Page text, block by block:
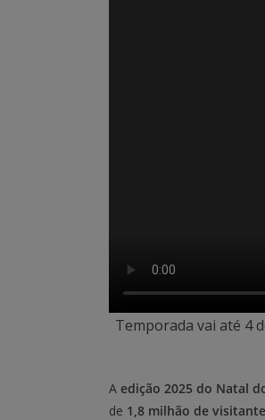
Temporada vai até 4
A edição 2025 do Natal
de 1,8 milhão de